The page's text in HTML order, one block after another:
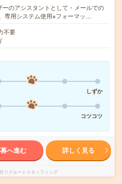
ーのアシスタントとして・メールでの
専用システム使用※フォーマッ…
不要
しずか
コツコツ
へ進む 詳しく見る
リクルートスタッフィング